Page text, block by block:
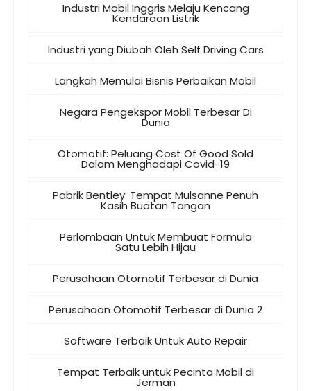
Industri Mobil Inggris Melaju Kencang
Kendaraan Listrik
Industri yang Diubah Oleh Self Driving Cars
Langkah Memulai Bisnis Perbaikan Mobil
Negara Pengekspor Mobil Terbesar Di
Dunia
Otomotif: Peluang Cost Of Good Sold
Dalam Menghadapi Covid-19
Pabrik Bentley: Tempat Mulsanne Penuh
Kasih Buatan Tangan
Perlombaan Untuk Membuat Formula
Satu Lebih Hijau
Perusahaan Otomotif Terbesar di Dunia
Perusahaan Otomotif Terbesar di Dunia 2
Software Terbaik Untuk Auto Repair
Tempat Terbaik untuk Pecinta Mobil di
Jerman